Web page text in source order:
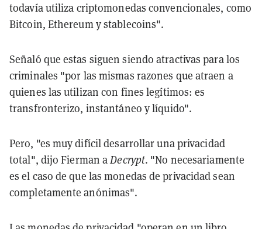
todavía utiliza criptomonedas convencionales, como
Bitcoin, Ethereum y stablecoins".
Señaló que estas siguen siendo atractivas para los
criminales "por las mismas razones que atraen a
quienes las utilizan con fines legítimos: es
transfronterizo, instantáneo y líquido".
Pero, "es muy difícil desarrollar una privacidad
total", dijo Fierman aDecrypt. "No necesariamente
es el caso de que las monedas de privacidad sean
completamente anónimas".